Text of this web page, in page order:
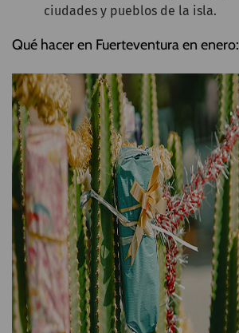
ciudades y pueblos de la isla.
Qué hacer en Fuerteventura en enero: